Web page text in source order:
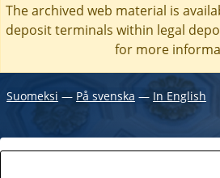
The archived web material is
deposit terminals within legal
for more
Suomeksi ― På svenska ― In English